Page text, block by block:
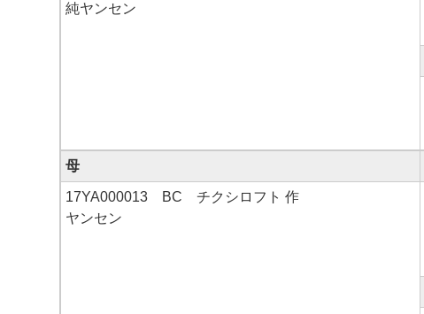
純ヤンセン
母
17YA000013 BC チクシロフト 作
ヤンセン